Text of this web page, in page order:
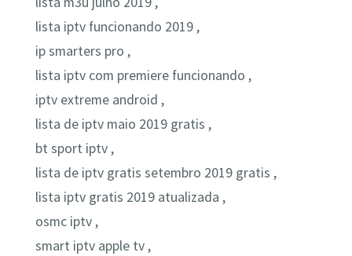
lista iptv funcionando 2019 ,
ip smarters pro ,
lista iptv com premiere funcionando ,
iptv extreme android ,
lista de iptv maio 2019 gratis ,
bt sport iptv ,
lista de iptv gratis setembro 2019 gratis ,
lista iptv gratis 2019 atualizada ,
osmc iptv ,
smart iptv apple tv ,